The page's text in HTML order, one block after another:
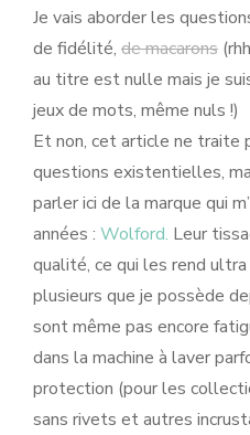
Je vais aborder les
de fidélité, de macarons
au titre est nulle mais je
jeux de mots, même nuls !)
Et non, cet article ne traite
questions existentielles,
parler ici de la marque qui
années : Wolford. Leur
qualité, ce qui les rend ultra
plusieurs que je possède
sont même pas encore
dans la machine à laver
protection (pour les
sans rivets et autres